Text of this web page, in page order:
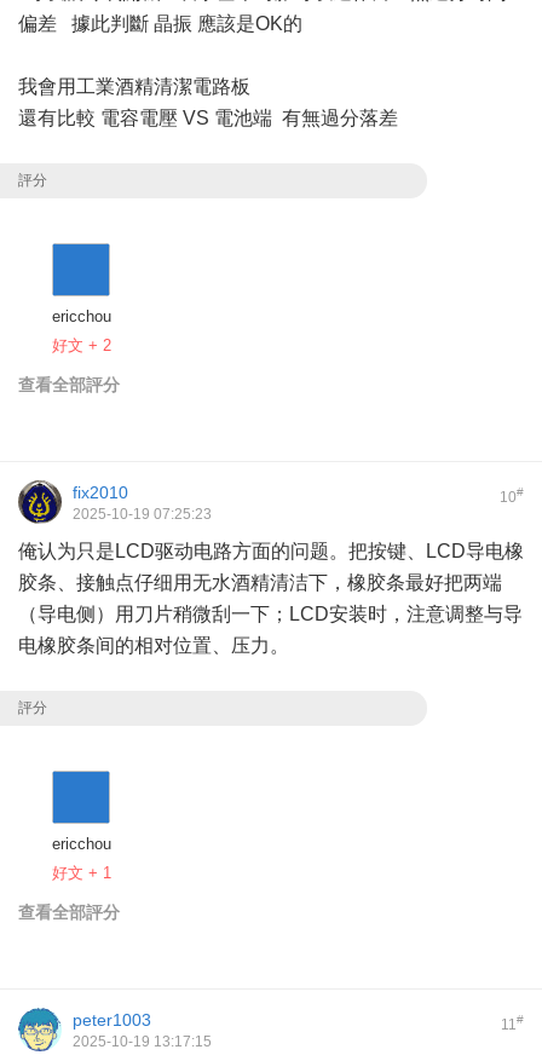
偏差 據此判斷 晶振 應該是OK的
我會用工業酒精清潔電路板
還有比較 電容電壓 VS 電池端 有無過分落差
評分
ericchou
好文 + 2
查看全部評分
10#
fix2010
2025-10-19 07:25:23
俺认为只是LCD驱动电路方面的问题。把按键、LCD导电橡
胶条、接触点仔细用无水酒精清洁下，橡胶条最好把两端
（导电侧）用刀片稍微刮一下；LCD安装时，注意调整与导
电橡胶条间的相对位置、压力。
評分
ericchou
好文 + 1
查看全部評分
11#
peter1003
2025-10-19 13:17:15